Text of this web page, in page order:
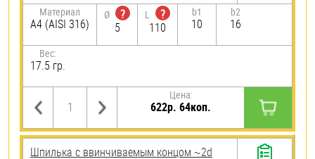
Материал
A4 (AISI 316)
Ø
?
5
L
?
110
b1
10
b2
16
Вес:
17.5 гр.
Цена:
622р. 64коп.
Шпилька c ввинчиваемым концом ~2d